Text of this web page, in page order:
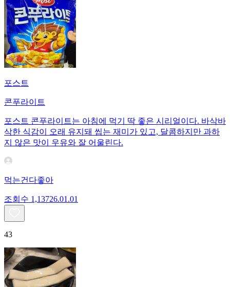
포스트
콘푸라이트
포스트 콘푸라이트는 아침에 먹기 딱 좋은 시리얼이다. 바삭바
삭한 식감이 오래 유지돼 씹는 재미가 있고, 달콤하지만 과하
지 않은 맛이 우유와 잘 어울린다.
먹는건다좋아
조회수 1,13726.01.01
43